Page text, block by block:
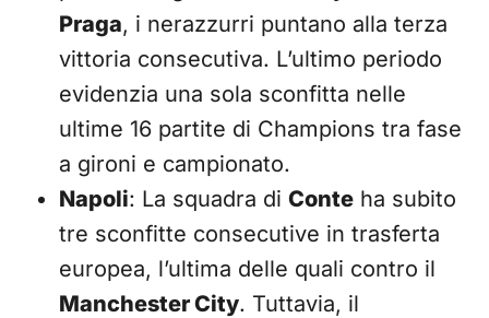
Praga, i nerazzurri puntano alla terza
vittoria consecutiva. L’ultimo periodo
evidenzia una sola sconfitta nelle
ultime 16 partite di Champions tra fase
a gironi e campionato.
Napoli: La squadra di Conte ha subito
tre sconfitte consecutive in trasferta
europea, l’ultima delle quali contro il
Manchester City. Tuttavia, il